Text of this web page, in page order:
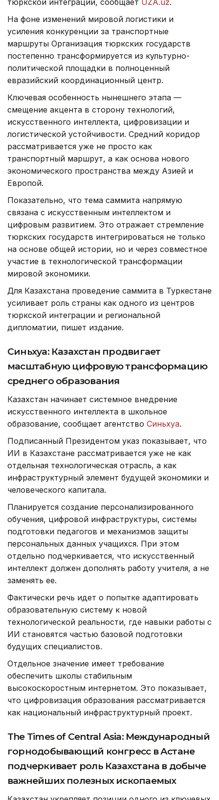
тюркской интеграции, сообщает UZA.uz.
На фоне изменений мировой логистики и
усиления конкуренции за транспортные
маршруты Организация тюркских государств
постепенно трансформируется из культурно-
политической площадки в полноценный
евразийский координационный центр.
Ключевая особенность нынешнего этапа —
смещение акцента в сторону технологий,
искусственного интеллекта, цифровизации и
логистической устойчивости. Средний коридор
рассматривается уже не просто как
транспортный маршрут, а как основа нового
экономического пространства между Азией и
Европой.
Показательно, что тема саммита напрямую
связана с искусственным интеллектом и
цифровым развитием. Это отражает стремление
тюркских государств интегрироваться не только
на основе общей истории, но и через совместное
участие в технологической трансформации
мировой экономики.
Для Казахстана проведение саммита в Туркестане
усиливает роль страны как одного из центров
тюркской интеграции и региональной
дипломатии, пишет издание.
Синьхуа: Казахстан продвигает
масштабную цифровую трансформацию
среднего образования
Казахстан начинает системное внедрение
искусственного интеллекта в школьное
образование, сообщает агентство Синьхуа.
Подписанный Президентом указ показывает, что
ИИ в Казахстане рассматривается уже не как
отдельная технологическая отрасль, а как
инфраструктурный элемент будущей экономики и
человеческого капитала.
Планируется создание персонализированного
обучения, цифровой инфраструктуры, системы
подготовки педагогов и механизмов защиты
персональных данных учащихся. При этом
отдельно подчеркивается, что искусственный
интеллект должен дополнять работу учителя, а не
заменять ее.
Фактически речь идет о попытке адаптировать
образовательную систему к новой
технологической реальности, где навыки работы с
ИИ становятся частью базовой подготовки
будущих специалистов.
Отдельное значение имеет требование
обеспечить школы стабильным
высокоскоростным интернетом. Это показывает,
что цифровизация образования рассматривается
как национальный инфраструктурный проект.
The Times of Central Asia: Международный
горнодобывающий конгресс в Астане
подчеркивает роль Казахстана вдобыче
важнейших полезных ископаемых